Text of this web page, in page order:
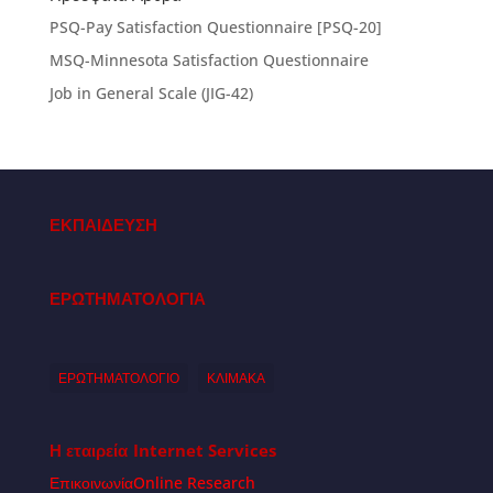
PSQ-Pay Satisfaction Questionnaire [PSQ-20]
MSQ-Minnesota Satisfaction Questionnaire
Job in General Scale (JIG-42)
ΕΚΠΑΙΔΕΥΣΗ
ΕΡΩΤΗΜΑΤΟΛΟΓΙΑ
ΕΡΩΤΗΜΑΤΟΛΟΓΙΟ ΚΛΙΜΑΚΑ
Η εταιρεία
Επικοινωνία
Internet Services
Online Research